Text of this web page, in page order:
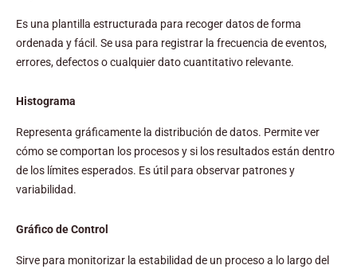
Es una plantilla estructurada para recoger datos de forma
ordenada y fácil. Se usa para registrar la frecuencia de eventos,
errores, defectos o cualquier dato cuantitativo relevante.
Histograma
Representa gráficamente la distribución de datos. Permite ver
cómo se comportan los procesos y si los resultados están dentro
de los límites esperados. Es útil para observar patrones y
variabilidad.
Gráfico de Control
Sirve para monitorizar la estabilidad de un proceso a lo largo del